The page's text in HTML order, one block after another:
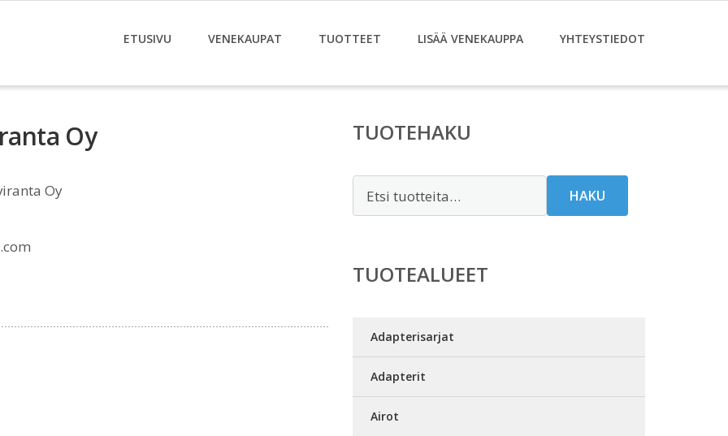
ETUSIVU VENEKAUPAT TUOTTEET LISÄÄ VENEKAUPPA YHTEYSTIEDOT
Oy
Oy
TUOTEHAKU
HAKU
TUOTEALUEET
Adapterisarjat
Adapterit
Airot